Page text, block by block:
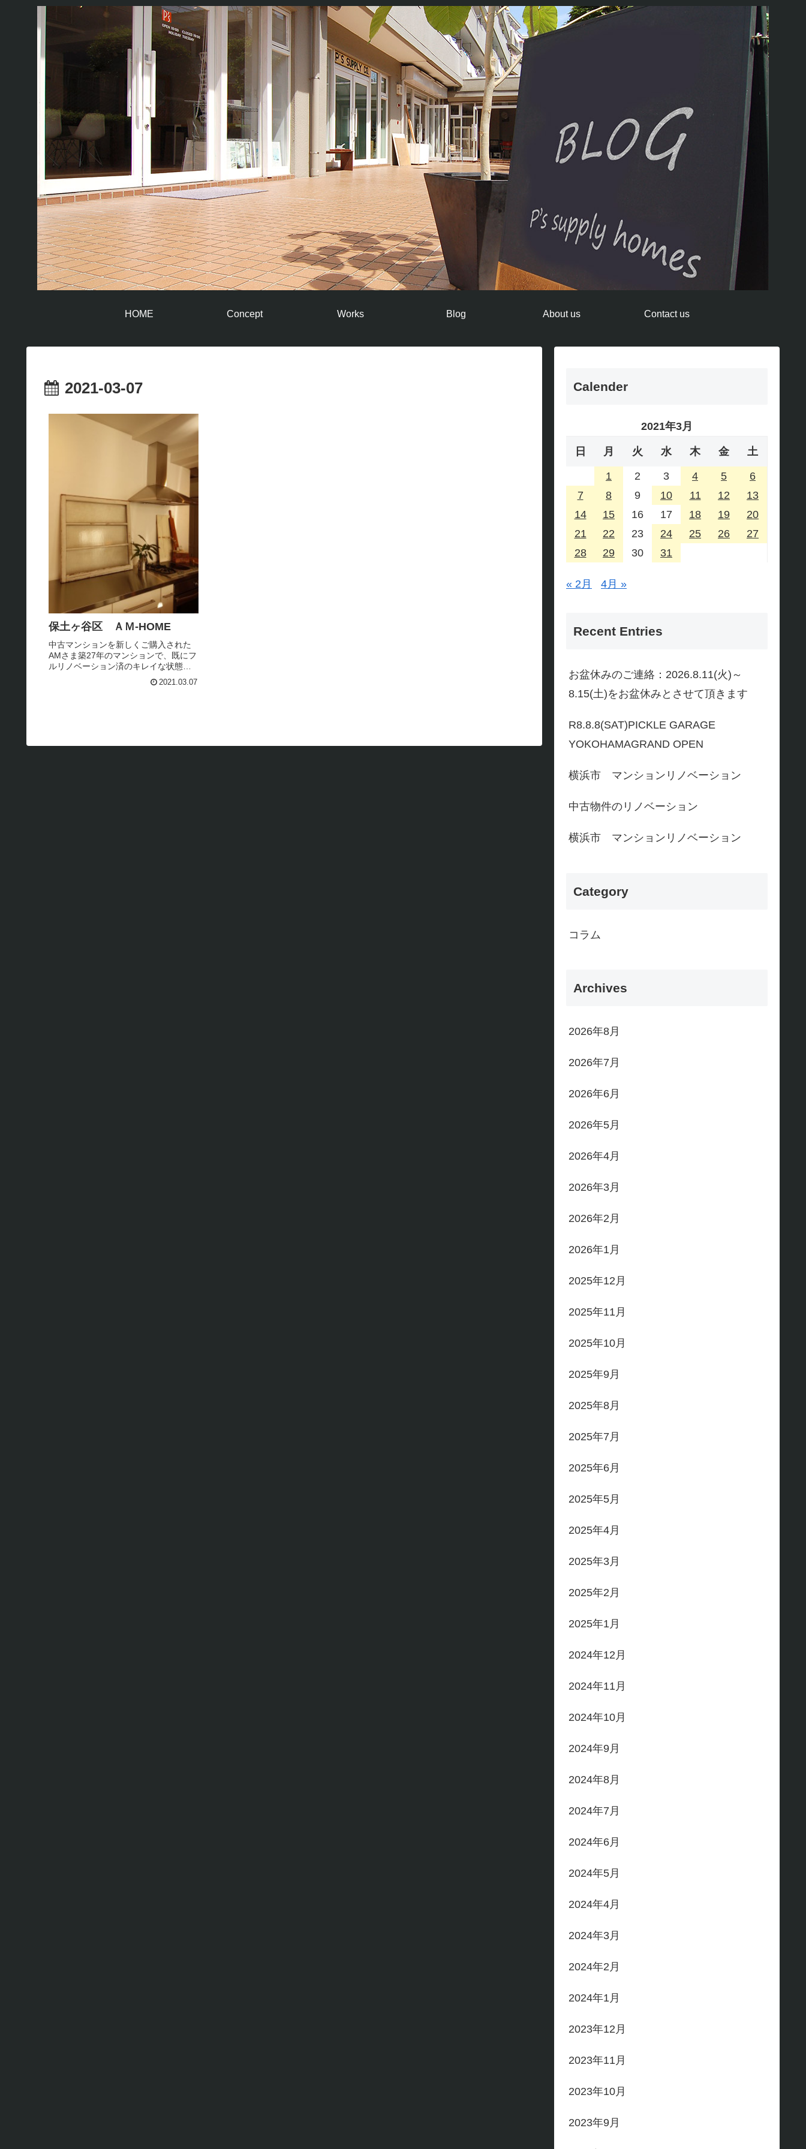
HOME Concept Works Blog About us Contact us
2021-03-07
保土ヶ谷区 ＡＭ-HOME
中古マンションを新しくご購入された
AMさま築27年のマンションで、既にフ
ルリノベーション済のキレイな状態で
販売されていた物件今回ピーズでは、
そんなキレイな状態のお部屋に、一部
2021.03.07
Calender
2021年3月
日 月 火 水 木 金 土
1 2 3 4 5
6
7
8 9 10 11 12
13
14
15 16 17 18 19
20
21
22 23 24 25 26
27
28
29 30 31
« 2月 4月 »
Recent Entries
お盆休みのご連絡：2026.8.11(火)～
8.15(土)をお盆休みとさせて頂きます
R8.8.8(SAT)PICKLE GARAGE
YOKOHAMAGRAND OPEN
横浜市 マンションリノベーション
中古物件のリノベーション
横浜市 マンションリノベーション
Category
コラム
Archives
2026年8月
2026年7月
2026年6月
2026年5月
2026年4月
2026年3月
2026年2月
2026年1月
2025年12月
2025年11月
2025年10月
2025年9月
2025年8月
2025年7月
2025年6月
2025年5月
2025年4月
2025年3月
2025年2月
2025年1月
2024年12月
2024年11月
2024年10月
2024年9月
2024年8月
2024年7月
2024年6月
2024年5月
2024年4月
2024年3月
2024年2月
2024年1月
2023年12月
2023年11月
2023年10月
2023年9月